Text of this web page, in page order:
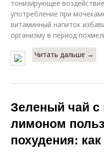
тонизирующее
употребление при
витаминный напиток
организму в период
Читать дальше →
Зеленый чай
лимоном
похудения: